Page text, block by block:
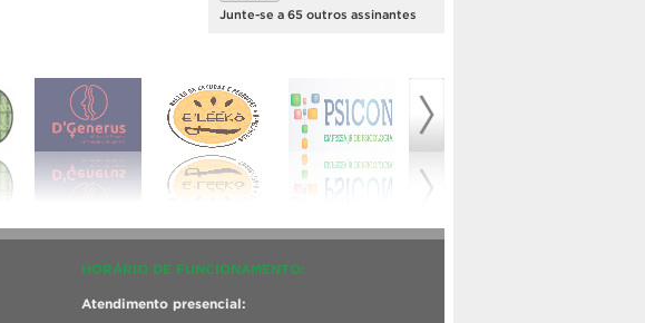
Junte-se a 65 outros assinantes
HORÁRIO DE FUNCIONAMENTO:
Atendimento presencial: